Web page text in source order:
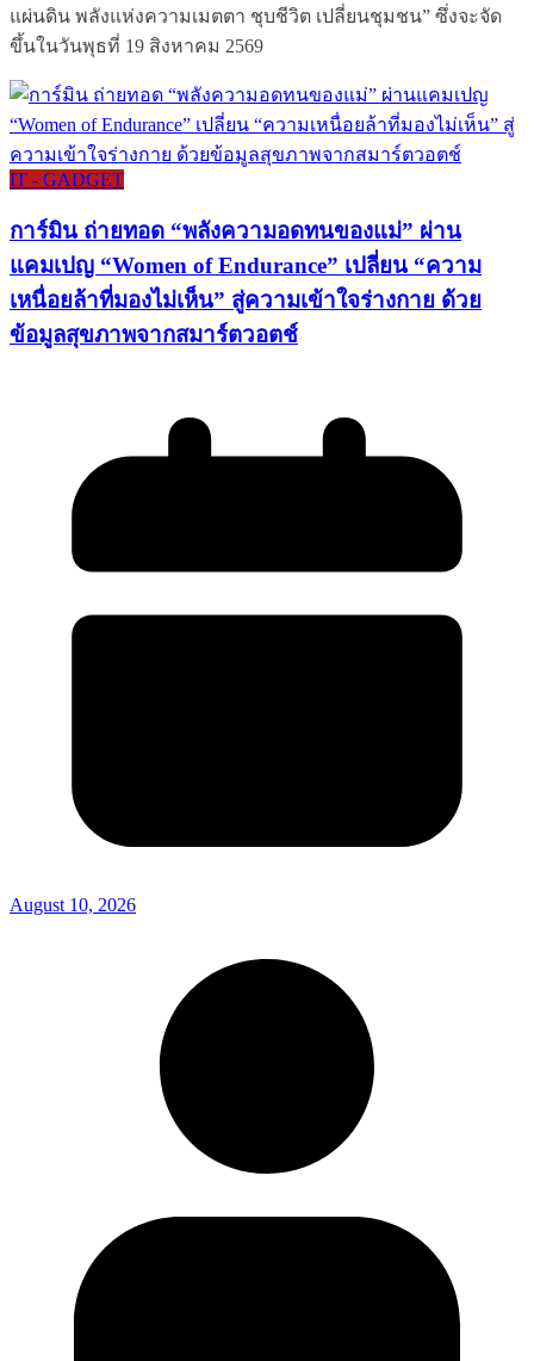
แผ่นดิน พลังแห่งความเมตตา ชุบชีวิต เปลี่ยนชุมชน” ซึ่งจะจัด
ขึ้นในวันพุธที่ 19 สิงหาคม 2569
IT - GADGET
การ์มิน ถ่ายทอด “พลังความอดทนของแม่” ผ่าน
แคมเปญ “Women of Endurance” เปลี่ยน “ความ
เหนื่อยล้าที่มองไม่เห็น” สู่ความเข้าใจร่างกาย ด้วย
ข้อมูลสุขภาพจากสมาร์ตวอตช์
August 10, 2026